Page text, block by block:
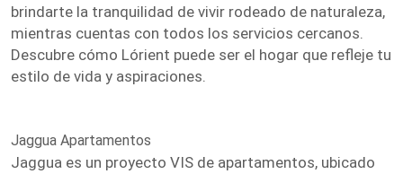
brindarte la tranquilidad de vivir rodeado de naturaleza,
mientras cuentas con todos los servicios cercanos.
Descubre cómo Lórient puede ser el hogar que refleje tu
estilo de vida y aspiraciones.
Jaggua Apartamentos
Jaggua es un proyecto VIS de apartamentos, ubicado